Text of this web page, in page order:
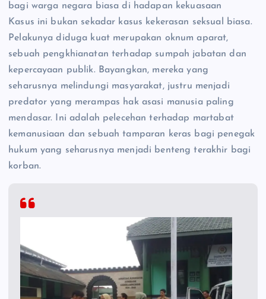
bagi warga negara biasa di hadapan kekuasaan
Kasus ini bukan sekadar kasus kekerasan seksual biasa.
Pelakunya diduga kuat merupakan oknum aparat,
sebuah pengkhianatan terhadap sumpah jabatan dan
kepercayaan publik. Bayangkan, mereka yang
seharusnya melindungi masyarakat, justru menjadi
predator yang merampas hak asasi manusia paling
mendasar. Ini adalah pelecehan terhadap martabat
kemanusiaan dan sebuah tamparan keras bagi penegak
hukum yang seharusnya menjadi benteng terakhir bagi
korban.